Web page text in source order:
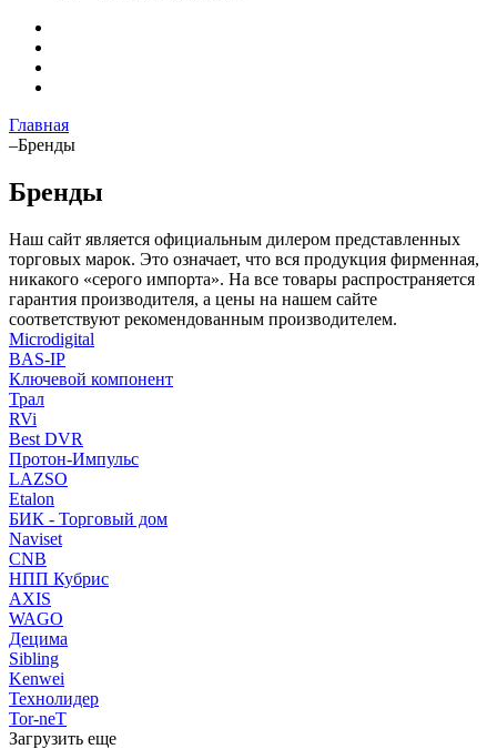
Главная
–Бренды
Бренды
Наш сайт является официальным дилером представленных
торговых марок. Это означает, что вся продукция фирменная,
никакого «серого импорта». На все товары распространяется
гарантия производителя, а цены на нашем сайте
соответствуют рекомендованным производителем.
Microdigital
BAS-IP
Ключевой компонент
Трал
RVi
Best DVR
Протон-Импульс
LAZSO
Etalon
БИК - Торговый дом
Naviset
CNB
НПП Кубрис
AXIS
WAGO
Децима
Sibling
Kenwei
Технолидер
Tor-neT
Загрузить еще